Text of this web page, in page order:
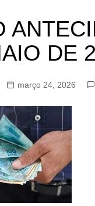
JUNDIAÍ
LIMEIRA
MOGI
MOGI
PAULÍNIA
DE
março 24, 2026